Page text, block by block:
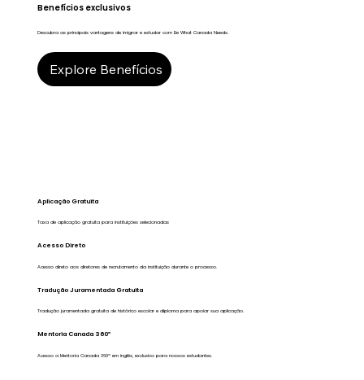
Benefícios exclusivos
Descubra as principais vantagens de imigrar e estudar com Be What Canada Needs.
Explore Benefícios
Aplicação Gratuita
Taxa de aplicação gratuita para instituições selecionadas
Acesso Direto
Acesso direto aos diretores de recrutamento da instituição durante o processo.
Tradução Juramentada Gratuita
Tradução juramentada gratuita de histórico escolar e diploma para apoiar sua aplicação.
Mentoria Canada 360º
Acesso a Mentoria Canada 360º em inglês, exclusivo para nossos estudantes.